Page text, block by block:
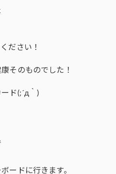
ださい！
そのものでした！
ド(;´д｀)
ードに行きます。